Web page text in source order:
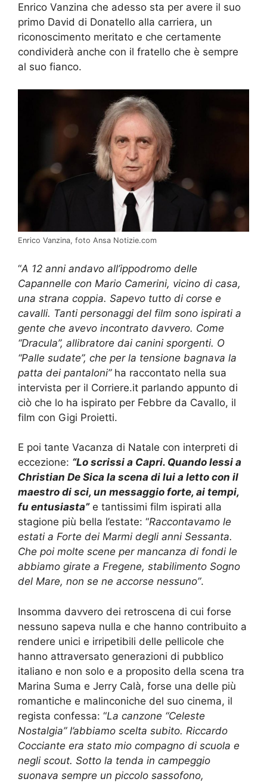
Enrico Vanzina che adesso sta per avere il suo
primo David di Donatello alla carriera, un
riconoscimento meritato e che certamente
condividerà anche con il fratello che è sempre
al suo fianco.
Enrico Vanzina, foto Ansa Notizie.com
“A 12 anni andavo all’ippodromo delle
Capannelle con Mario Camerini, vicino di casa,
una strana coppia. Sapevo tutto di corse e
cavalli. Tanti personaggi del film sono ispirati a
gente che avevo incontrato davvero. Come
“Dracula”, allibratore dai canini sporgenti. O
“Palle sudate”, che per la tensione bagnava la
patta dei pantaloni”ha raccontato nella sua
intervista per il Corriere.it parlando appunto di
ciò che lo ha ispirato per Febbre da Cavallo, il
film con Gigi Proietti.
E poi tante Vacanza di Natale con interpreti di
eccezione: “Lo scrissi a Capri. Quando lessi a
Christian De Sica la scena di lui a letto con il
maestro di sci, un messaggio forte, ai tempi,
fu entusiasta”e tantissimi film ispirati alla
stagione più bella l’estate: “Raccontavamo le
estati a Forte dei Marmi degli anni Sessanta.
Che poi molte scene per mancanza di fondi le
abbiamo girate a Fregene, stabilimento Sogno
del Mare, non se ne accorse nessuno”.
Insomma davvero dei retroscena di cui forse
nessuno sapeva nulla e che hanno contribuito a
rendere unici e irripetibili delle pellicole che
hanno attraversato generazioni di pubblico
italiano e non solo e a proposito della scena tra
Marina Suma e Jerry Calà, forse una delle più
romantiche e malinconiche del suo cinema, il
regista confessa: “La canzone “Celeste
Nostalgia” l’abbiamo scelta subito. Riccardo
Cocciante era stato mio compagno di scuola e
negli scout. Sotto la tenda in campeggio
suonava sempre un piccolo sassofono,